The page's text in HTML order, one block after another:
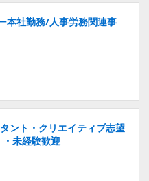
本社勤務/人事労務関連事
ント・クリエイティブ志望
未経験歓迎